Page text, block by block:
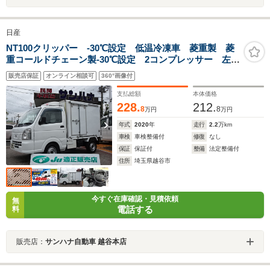
日産
NT100クリッパー -30℃設定 低温冷凍車 菱重製 菱
重コールドチェーン製-30℃設定 2コンプレッサー 左右
90度ストッパー 樹脂製スノコ 左右90度ストッパー
軽冷凍車
販売店保証 オンライン相談可 360°画像付
支払総額
228.8万円
本体価格
212.8万円
年式 2020年 走行 2.2万km
車検
車検整備付 修復
なし
保証
保証付 整備
法定整備付
住所
埼玉県越谷市
無
料
今すぐ在庫確認・見積依頼
電話する
販売店： サンハナ自動車 越谷本店